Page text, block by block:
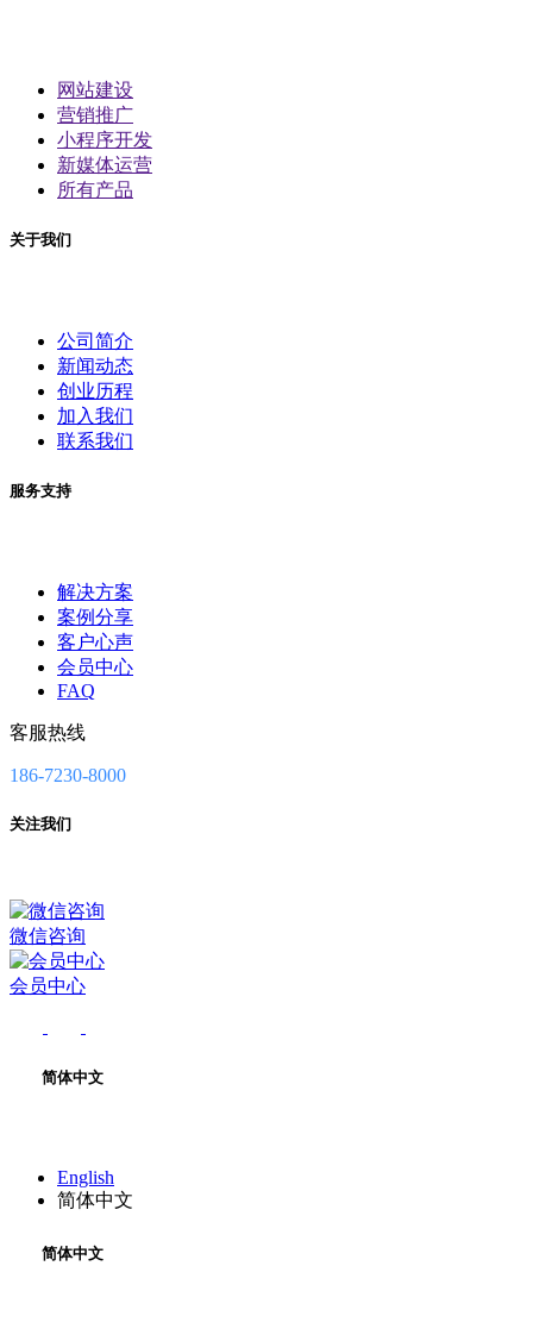
网站建设
营销推广
小程序开发
新媒体运营
所有产品
关于我们
公司简介
新闻动态
创业历程
加入我们
联系我们
服务支持
解决方案
案例分享
客户心声
会员中心
FAQ
客服热线
186-7230-8000
关注我们
微信咨询
会员中心
简体中文
English
简体中文
简体中文